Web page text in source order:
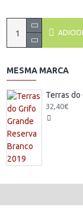
MESMA MARCA
32,40€